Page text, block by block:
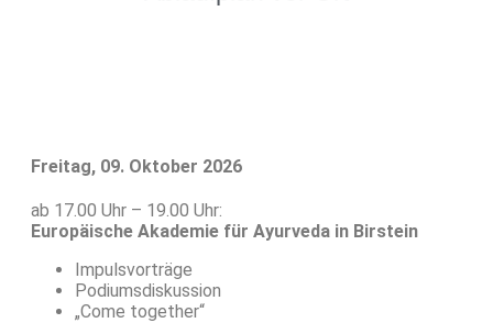
Freitag, 09. Oktober 2026
ab 17.00 Uhr – 19.00 Uhr:
Europäische Akademie für Ayurveda in Birstein
Impulsvorträge
Podiumsdiskussion
„Come together“